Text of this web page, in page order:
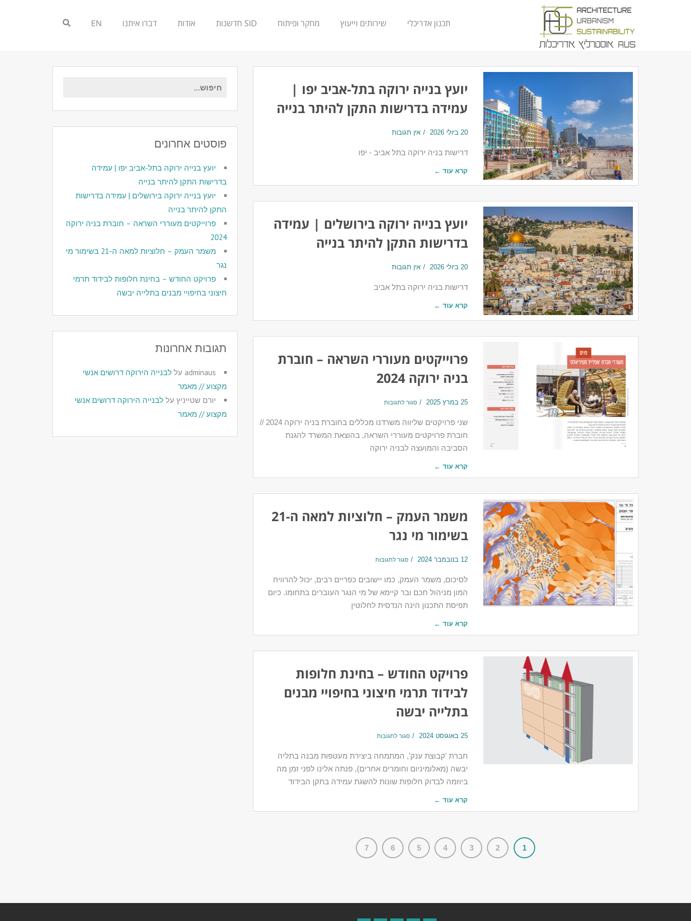
תכנון אדריכלי שירותים וייעוץ מחקר ופיתוח SID חדשנות אודות דברו איתנו EN
יועץ בנייה ירוקה בתל-אביב יפו |
עמידה בדרישות התקן להיתר בנייה
20 ביולי 2026 אין תגובות
דרישות בניה ירוקה בתל אביב - יפו
קרא עוד ←
יועץ בנייה ירוקה בירושלים | עמידה
בדרישות התקן להיתר בנייה
20 ביולי 2026 אין תגובות
דרישות בניה ירוקה בתל אביב
קרא עוד ←
פרוייקטים מעוררי השראה – חוברת
בניה ירוקה 2024
25 במרץ 2025 סגור לתגובות
שני פרויקטים שליווה משרדנו מכללים בחוברת בניה ירוקה 2024 //
חוברת פרויקטים מעוררי השראה, בהוצאת המשרד להגנת
הסביבה והמועצה לבניה ירוקה
קרא עוד ←
משמר העמק – חלוציות למאה ה-21
בשימור מי נגר
12 בנובמבר 2024 סגור לתגובות
לסיכום, משמר העמק, כמו יישובים כפריים רבים, יכול להרוויח
המון מניהול חכם ובר קיימא של מי הנגר העוברים בתחומו. כיום
תפיסת התכנון הינה הנדסית לחלוטין
קרא עוד ←
פרויקט החודש – בחינת חלופות
לבידוד תרמי חיצוני בחיפויי מבנים
בתלייה יבשה
25 באוגוסט 2024 סגור לתגובות
חברת 'קבוצת ענק', המתמחה ביצירת מעטפות מבנה בתליה
יבשה (מאלומיניום וחומרים אחרים), פנתה אלינו לפני זמן מה
ביוזמה לבדוק חלופות שונות להשגת עמידה בתקן הבידוד
קרא עוד ←
1
2
3
4
5
6
7
חיפוש
פוסטים אחרונים
יועץ בנייה ירוקה בתל-אביב יפו | עמידה
בדרישות התקן להיתר בנייה
יועץ בנייה ירוקה בירושלים | עמידה בדרישות
התקן להיתר בנייה
פרוייקטים מעוררי השראה – חוברת בניה ירוקה
2024
משמר העמק – חלוציות למאה ה-21 בשימור מי
נגר
פרויקט החודש – בחינת חלופות לבידוד תרמי
חיצוני בחיפויי מבנים בתלייה יבשה
תגובות אחרונות
adminaus על לבנייה הירוקה דרושים אנשי
מקצוע // מאמר
יורם שטייניץ על לבנייה הירוקה דרושים אנשי
מקצוע // מאמר